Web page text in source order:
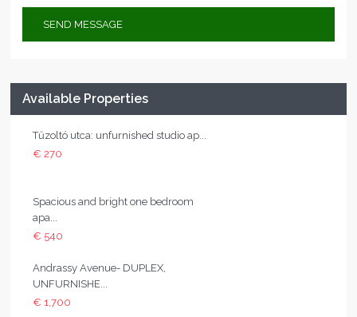
Available Properties
Tűzoltó utca: unfurnished studio ap...
€ 270
Spacious and bright one bedroom
apa...
€ 540
Andrassy Avenue- DUPLEX,
UNFURNISHE...
€ 1,700